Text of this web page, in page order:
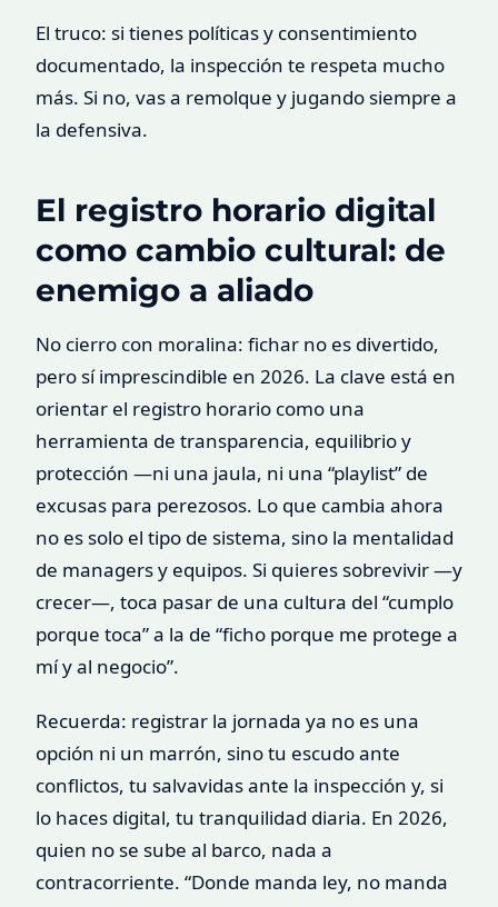
El truco: si tienes políticas y consentimiento
documentado, la inspección te respeta mucho
más. Si no, vas a remolque y jugando siempre a
la defensiva.
El registro horario digital
como cambio cultural: de
enemigo a aliado
No cierro con moralina: fichar no es divertido,
pero sí imprescindible en 2026. La clave está en
orientar el registro horario como una
herramienta de transparencia, equilibrio y
protección —ni una jaula, ni una “playlist” de
excusas para perezosos. Lo que cambia ahora
no es solo el tipo de sistema, sino la mentalidad
de managers y equipos. Si quieres sobrevivir —y
crecer—, toca pasar de una cultura del “cumplo
porque toca” a la de “ficho porque me protege a
mí y al negocio”.
Recuerda: registrar la jornada ya no es una
opción ni un marrón, sino tu escudo ante
conflictos, tu salvavidas ante la inspección y, si
lo haces digital, tu tranquilidad diaria. En 2026,
quien no se sube al barco, nada a
contracorriente. “Donde manda ley, no manda